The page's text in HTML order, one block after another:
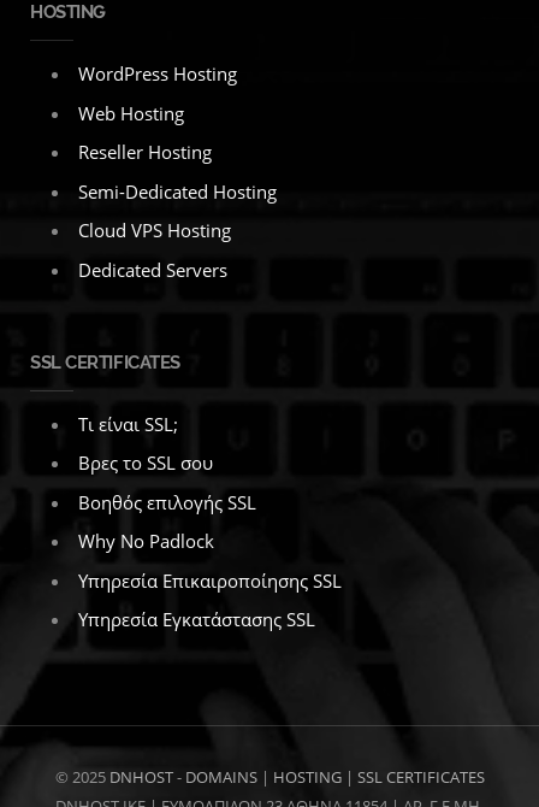
HOSTING
WordPress Hosting
Web Hosting
Reseller Hosting
Semi-Dedicated Hosting
Cloud VPS Hosting
Dedicated Servers
SSL CERTIFICATES
Τι είναι SSL;
Βρες το SSL σου
Βοηθός επιλογής SSL
Why No Padlock
Υπηρεσία Επικαιροποίησης SSL
Υπηρεσία Εγκατάστασης SSL
© 2025 DNHOST- DOMAINS| HOSTING| SSL CERTIFICATES